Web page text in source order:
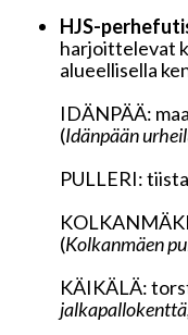
HJS-
harjoittelevat
alueellisella
IDÄNPÄÄ:
(Idänpään
PULLERI:
(Kolkanmäen
KÄIKÄLÄ: